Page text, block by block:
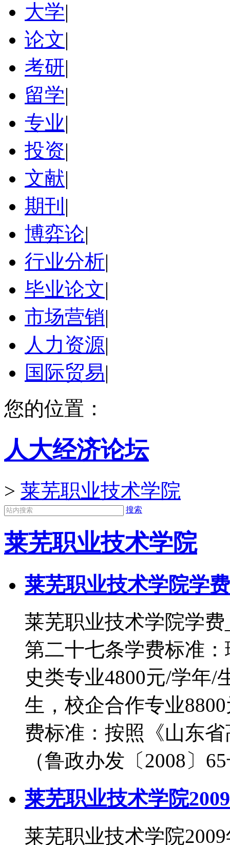
大学|
论文|
考研|
留学|
专业|
投资|
文献|
期刊 |
博弈论|
行业分析|
毕业论文|
市场营销|
人力资源|
国际贸易|
您的位置：
人大经济论坛
> 莱芜职业技术学院
搜索
莱芜职业技术学院
莱芜职业技术学院学
莱芜职业技术学院
第二十七条学费标准
史类专业4800元/学年/
生，校企合作专业
费标准：按照《山东
（鲁政办发〔2008〕
莱芜职业技术学院
莱芜职业技术学院